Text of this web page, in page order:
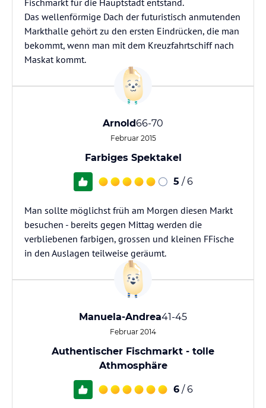
Fischmarkt für die Hauptstadt entstand.
Das wellenförmige Dach der futuristisch anmutenden
Markthalle gehört zu den ersten Eindrücken, die man
bekommt, wenn man mit dem Kreuzfahrtschiff nach
Maskat kommt.
Arnold66-70
Februar 2015
Farbiges Spektakel
5 / 6
Man sollte möglichst früh am Morgen diesen Markt
besuchen - bereits gegen Mittag werden die
verbliebenen farbigen, grossen und kleinen FFische
in den Auslagen teilweise geräumt.
Manuela-Andrea41-45
Februar 2014
Authentischer Fischmarkt - tolle
Athmosphäre
6 / 6